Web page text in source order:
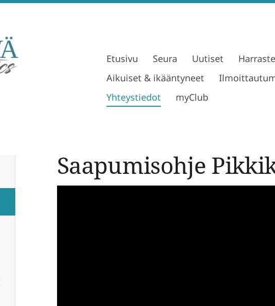
Etusivu Seura Uutiset
Aikuiset & ikääntyneet
Yhteystiedot
myClub
Saapumisohje